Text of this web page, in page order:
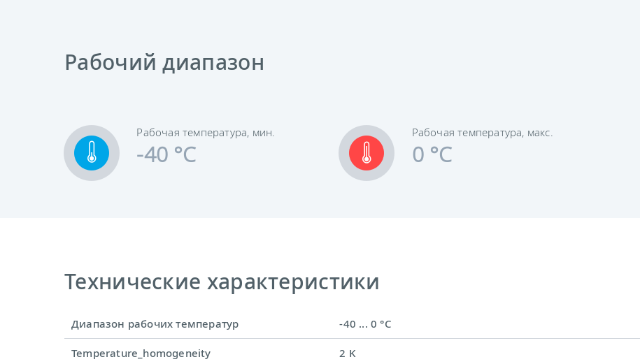
Рабочий диапазон
Рабочая температура, мин.
-40 °C
Рабочая температура, макс.
0 °C
Технические характеристики
Диапазон рабочих температур -40 ... 0 °C
Temperature_homogeneity 2 K